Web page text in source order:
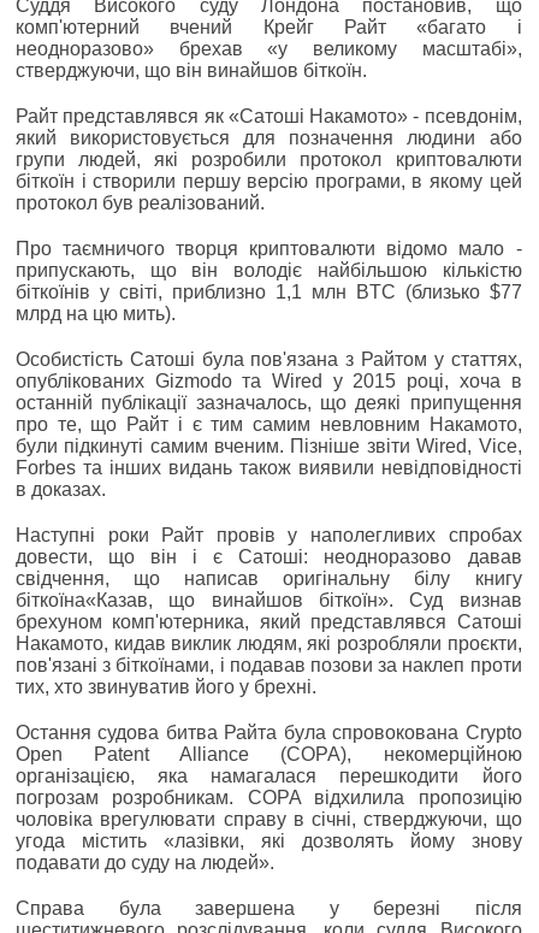
Суддя Високого суду Лондона постановив, що
комп'ютерний вчений Крейг Райт «багато і
неодноразово» брехав «у великому масштабі»,
стверджуючи, що він винайшов біткоїн.
Райт представлявся як «Сатоші Накамото» - псевдонім,
який використовується для позначення людини або
групи людей, які розробили протокол криптовалюти
біткоїн і створили першу версію програми, в якому цей
протокол був реалізований.
Про таємничого творця криптовалюти відомо мало -
припускають, що він володіє найбільшою кількістю
біткоїнів у світі, приблизно 1,1 млн BTC (близько $77
млрд на цю мить).
Особистість Сатоші була пов'язана з Райтом у статтях,
опублікованих Gizmodo та Wired у 2015 році, хоча в
останній публікації зазначалось, що деякі припущення
про те, що Райт і є тим самим невловним Накамото,
були підкинуті самим вченим. Пізніше звіти Wired, Vice,
Forbes та інших видань також виявили невідповідності
в доказах.
Наступні роки Райт провів у наполегливих спробах
довести, що він і є Сатоші: неодноразово давав
свідчення, що написав оригінальну білу книгу
біткоїна«Казав, що винайшов біткоїн». Cуд визнав
брехуном комп'ютерника, який представлявся Сатоші
Накамото, кидав виклик людям, які розробляли проєкти,
пов'язані з біткоїнами, і подавав позови за наклеп проти
тих, хто звинуватив його у брехні.
Остання судова битва Райта була спровокована Crypto
Open Patent Alliance (COPA), некомерційною
організацією, яка намагалася перешкодити його
погрозам розробникам. COPA відхилила пропозицію
чоловіка врегулювати справу в січні, стверджуючи, що
угода містить «лазівки, які дозволять йому знову
подавати до суду на людей».
Справа була завершена у березні після